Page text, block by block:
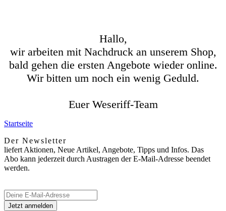
Hallo,
wir arbeiten mit Nachdruck an unserem Shop,
bald gehen die ersten Angebote wieder online.
Wir bitten um noch ein wenig Geduld.
Euer Weseriff-Team
Startseite
Der Newsletter
liefert Aktionen, Neue Artikel, Angebote, Tipps und Infos. Das
Abo kann jederzeit durch Austragen der E-Mail-Adresse beendet
werden.